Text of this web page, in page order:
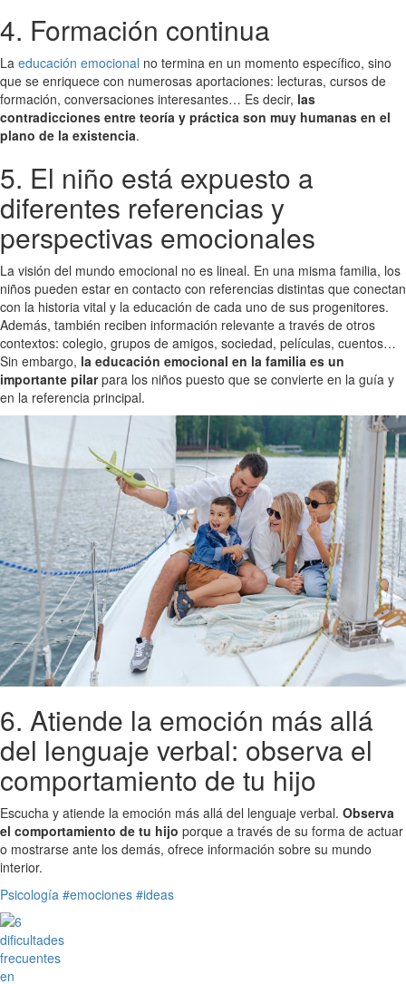
4. Formación continua
La educación emocional no termina en un momento específico, sino
que se enriquece con numerosas aportaciones: lecturas, cursos de
formación, conversaciones interesantes… Es decir, las
contradicciones entre teoría y práctica son muy humanas en el
plano de la existencia.
5. El niño está expuesto a
diferentes referencias y
perspectivas emocionales
La visión del mundo emocional no es lineal. En una misma familia, los
niños pueden estar en contacto con referencias distintas que conectan
con la historia vital y la educación de cada uno de sus progenitores.
Además, también reciben información relevante a través de otros
contextos: colegio, grupos de amigos, sociedad, películas, cuentos…
Sin embargo, la educación emocional en la familia es un
importante pilarpara los niños puesto que se convierte en la guía y
en la referencia principal.
6. Atiende la emoción más allá
del lenguaje verbal: observa el
comportamiento de tu hijo
Escucha y atiende la emoción más allá del lenguaje verbal. Observa
el comportamiento de tu hijo porque a través de su forma de actuar
o mostrarse ante los demás, ofrece información sobre su mundo
interior.
Psicología #emociones #ideas